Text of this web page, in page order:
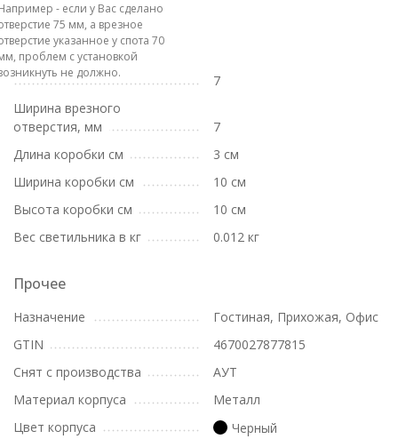
- если у Вас сделано
75 мм, а врезное
указанное у спота 70
проблем с установкой
не должно.
7
Ширина врезного
отверстия, мм
7
Длина коробки см
3 см
Ширина коробки см
10 см
Высота коробки см
10 см
Вес светильника в кг
0.012 кг
Прочее
Назначение
Гостиная, Прихожая, Офис
GTIN
4670027877815
Снят с производства
АУТ
Материал корпуса
Металл
Цвет корпуса
Черный